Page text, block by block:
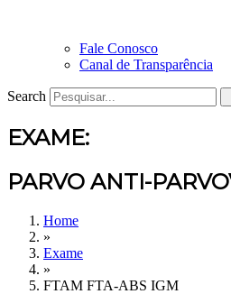
Fale Conosco
Canal de Transparência
Search
EXAME:
PARVO ANTI-
Home
»
Exame
»
FTAM FTA-ABS IGM